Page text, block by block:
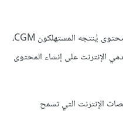
تُعرف وسائل التواصل الاجتماعي بأنها محتوى يُنتجه المستهلكون CGM،
الإنترنت على إنشاء المحتوى
الإنترنت التي تسمح